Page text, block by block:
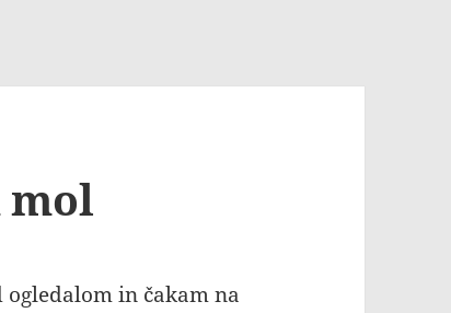
mol
in čakam na